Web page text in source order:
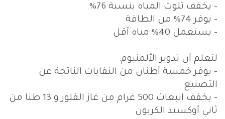
- يخفف تلوث المياه بنسبة 76%
- يوفر 74% من الطاقة
- يستعمل 40% مياه أقل
لتعلم أن تدوير الألمنيوم:
- يوفر خمسة أطنان من النفايات الناتجة عن
التصنيع
- يخفف انبعاث 500 غرام من غاز الفلور و 13 طنا من
ثاني أوكسيد الكربون